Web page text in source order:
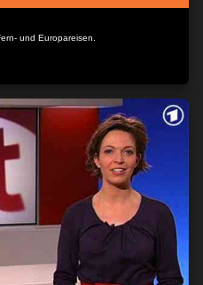
und Europareisen.